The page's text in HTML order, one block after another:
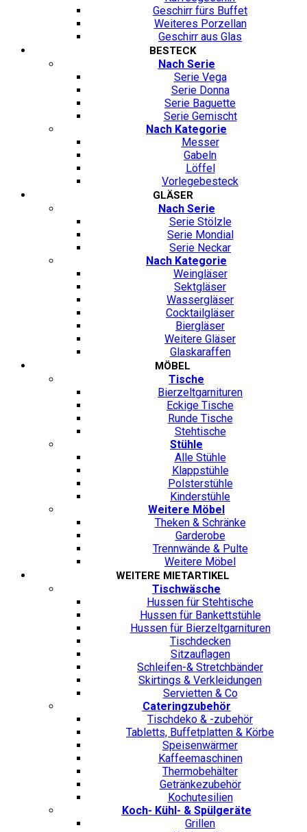
Geschirr fürs Buffet
Weiteres Porzellan
Geschirr aus Glas
BESTECK
Nach Serie
Serie Vega
Serie Donna
Serie Baguette
Serie Gemischt
Nach Kategorie
Messer
Gabeln
Löffel
Vorlegebesteck
GLÄSER
Nach Serie
Serie Stölzle
Serie Mondial
Serie Neckar
Nach Kategorie
Weingläser
Sektgläser
Wassergläser
Cocktailgläser
Biergläser
Weitere Gläser
Glaskaraffen
MÖBEL
Tische
Bierzeltgarnituren
Eckige Tische
Runde Tische
Stehtische
Stühle
Alle Stühle
Klappstühle
Polsterstühle
Kinderstühle
Weitere Möbel
Theken & Schränke
Garderobe
Trennwände & Pulte
Weitere Möbel
WEITERE MIETARTIKEL
Tischwäsche
Hussen für Stehtische
Hussen für Bankettstühle
Hussen für Bierzeltgarnituren
Tischdecken
Sitzauflagen
Schleifen-& Stretchbänder
Skirtings & Verkleidungen
Servietten & Co
Cateringzubehör
Tischdeko & -zubehör
Tabletts, Buffetplatten & Körbe
Speisenwärmer
Kaffeemaschinen
Thermobehälter
Getränkezubehör
Kochutesilien
Koch- Kühl- & Spülgeräte
Grillen